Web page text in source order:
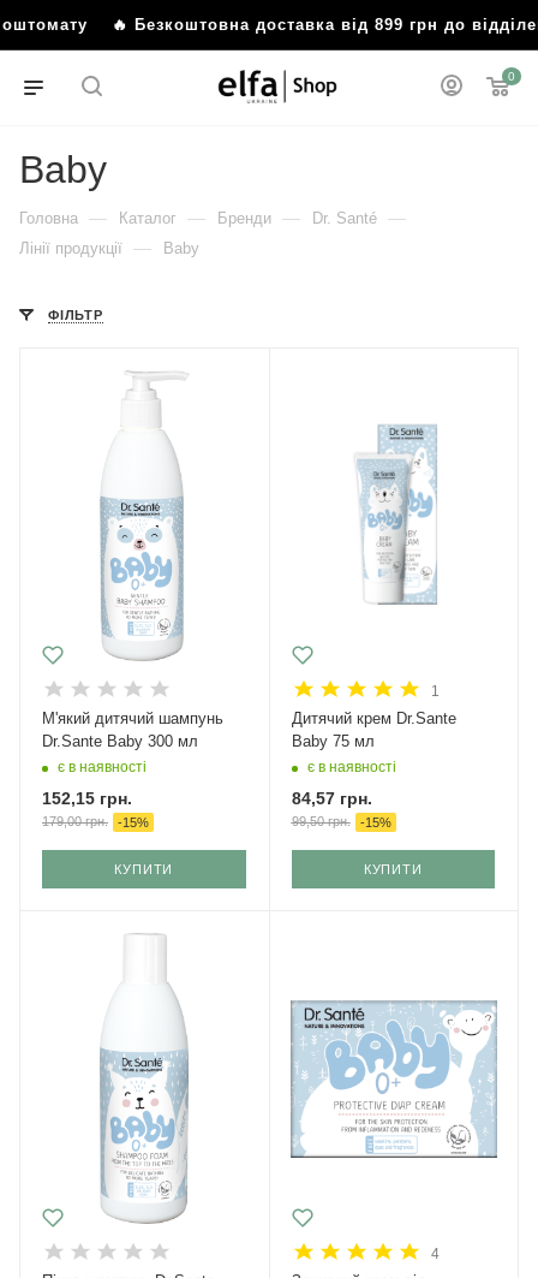
🔥 Безкоштовна доставка від 899 грн до
0
Baby
Головна — Каталог — Бренди — Dr. Santé —
Лінії продукції — Baby
ФІЛЬТР
М'який дитячий шампунь
Dr.Sante Baby 300 мл
є в наявності
152,15 грн.
179,00грн. -15%
КУПИТИ
1
Дитячий крем Dr.Sante
Baby 75 мл
є в наявності
84,57грн.
99,50грн. -15%
КУПИТИ
4